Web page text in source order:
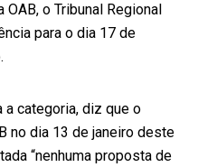
o Tribunal Regional
para o dia 17 de
a categoria, diz que o
no dia 13 de janeiro deste
“nenhuma proposta de